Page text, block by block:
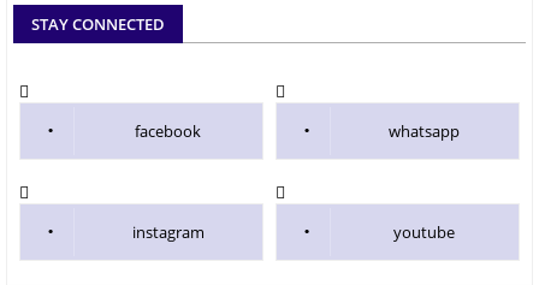
STAY CONNECTED
facebook whatsapp
instagram youtube